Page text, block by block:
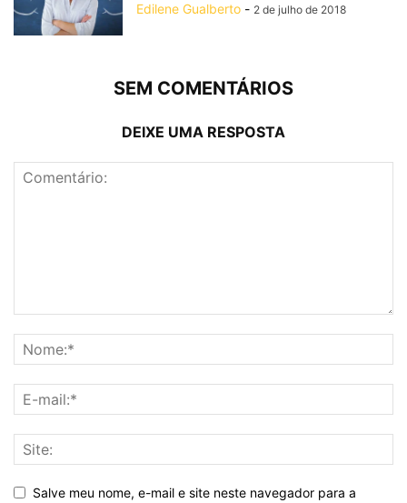
Edilene Gualberto - 2 de julho de 2018
SEM COMENTÁRIOS
DEIXE UMA RESPOSTA
Salve meu nome, e-mail e site neste navegador para a